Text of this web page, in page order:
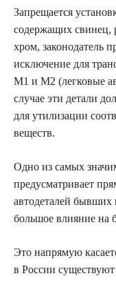
Запрещается
содержащих свинец,
хром, законодатель
исключение для
М1 и М2 (легковые
случае эти детали
для утилизации
веществ.
Одно из самых
предусматривает
автодеталей
большое влияние на
Это напрямую
в России существуют